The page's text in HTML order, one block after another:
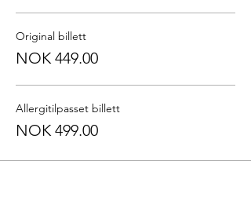
Original billett
NOK 449.00
Allergitilpasset billett
NOK 499.00